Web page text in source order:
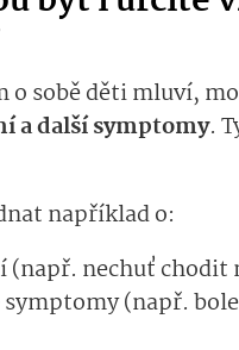
o sobě děti mluví,
a další symptomy.
například o:
(např. nechuť chodit
(např.